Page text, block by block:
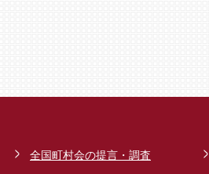
全国町村会の提言・調査